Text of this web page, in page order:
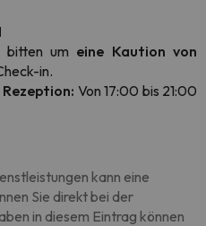
bitten um eine Kaution von
in.
Von 17:00 bis 21:00
kann eine
Sie direkt bei der
in diesem Eintrag können